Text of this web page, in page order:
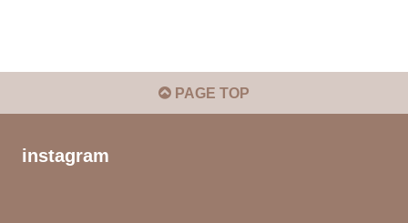
PAGE TOP
instagram